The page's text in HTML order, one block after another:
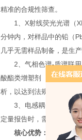
精准的合规性筛查。
1、X射线荧光光谱（
分钟内，对样品中的铅（
几乎无需样品制备，是生
2、气相色谱-质谱联用
酸酯类增塑剂（
析，以达到法规要求的
3、电感耦合等离子体发
定量报告时，需使用ICP-
核心优势：为高效合